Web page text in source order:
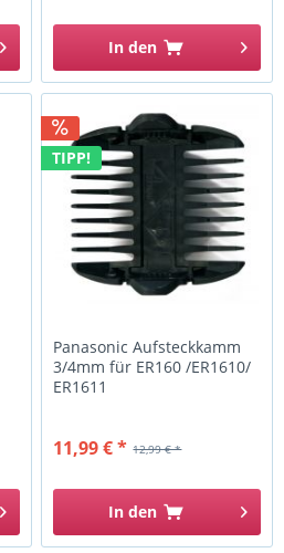
In den
TIPP!
Panasonic Aufsteckkamm
3/4mm für ER160 /ER1610/
ER1611
12,99 € *
11,99 € *
In den